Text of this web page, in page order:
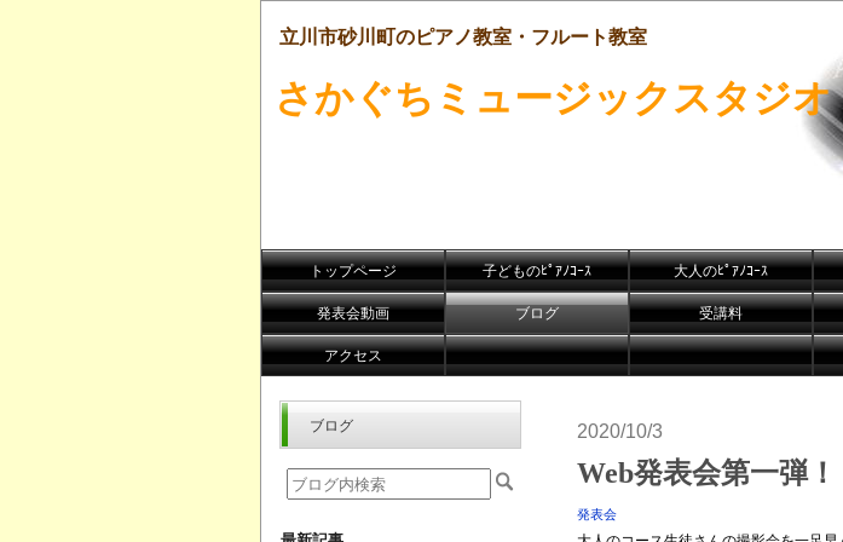
立川市砂川町のピアノ教室・フルート教室
さかぐちミュージックスタジオ
トップページ 子どものﾋﾟｱﾉｺｰｽ 大人のﾋﾟｱﾉｺｰｽ
発表会動画 ブログ 受講料
アクセス
2020/10/3
Web発表会第一弾！
発表会
ブログ